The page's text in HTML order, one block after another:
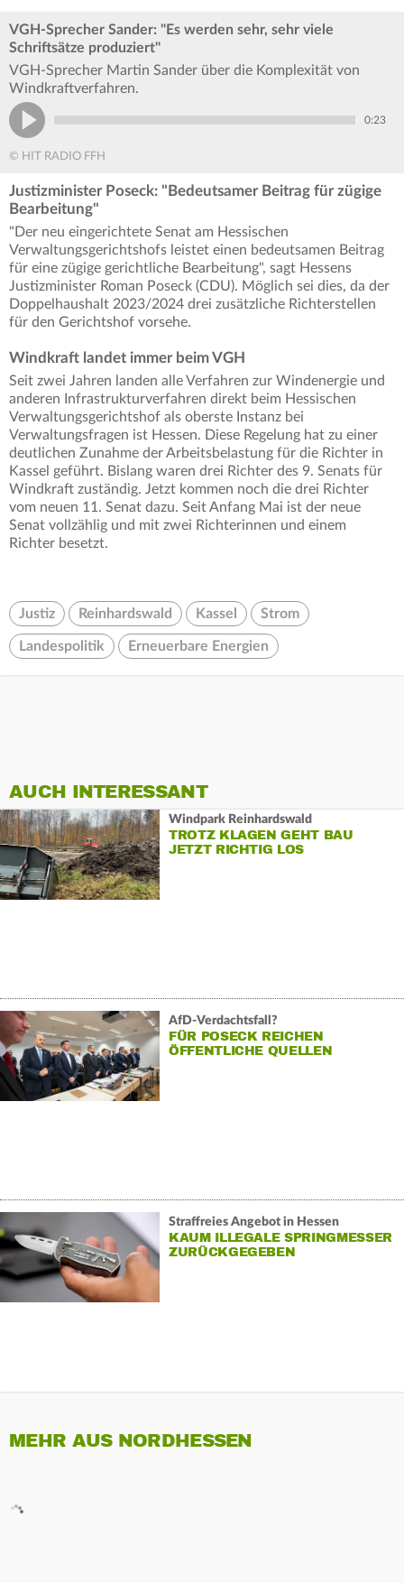
VGH-Sprecher Sander: "Es werden sehr, sehr viele
Schriftsätze produziert"
VGH-Sprecher Martin Sander über die Komplexität von
Windkraftverfahren.
0:23
© HIT RADIO FFH
Justizminister Poseck: "Bedeutsamer Beitrag für zügige
Bearbeitung"
"Der neu eingerichtete Senat am Hessischen
Verwaltungsgerichtshofs leistet einen bedeutsamen Beitrag
für eine zügige gerichtliche Bearbeitung", sagt Hessens
Justizminister Roman Poseck (CDU). Möglich sei dies, da der
Doppelhaushalt 2023/2024 drei zusätzliche Richterstellen
für den Gerichtshof vorsehe.
Windkraft landet immer beim VGH
Seit zwei Jahren landen alle Verfahren zur Windenergie und
anderen Infrastrukturverfahren direkt beim Hessischen
Verwaltungsgerichtshof als oberste Instanz bei
Verwaltungsfragen ist Hessen. Diese Regelung hat zu einer
deutlichen Zunahme der Arbeitsbelastung für die Richter in
Kassel geführt. Bislang waren drei Richter des 9. Senats für
Windkraft zuständig. Jetzt kommen noch die drei Richter
vom neuen 11. Senat dazu. Seit Anfang Mai ist der neue
Senat vollzählig und mit zwei Richterinnen und einem
Richter besetzt.
Justiz Reinhardswald Kassel Strom
Landespolitik Erneuerbare Energien
AUCH INTERESSANT
Windpark Reinhardswald
TROTZ KLAGEN GEHT BAU
JETZT RICHTIG LOS
AfD-Verdachtsfall?
FÜR POSECK REICHEN
ÖFFENTLICHE QUELLEN
Straffreies Angebot in Hessen
KAUM ILLEGALE SPRINGMESSER
ZURÜCKGEGEBEN
MEHR AUS NORDHESSEN